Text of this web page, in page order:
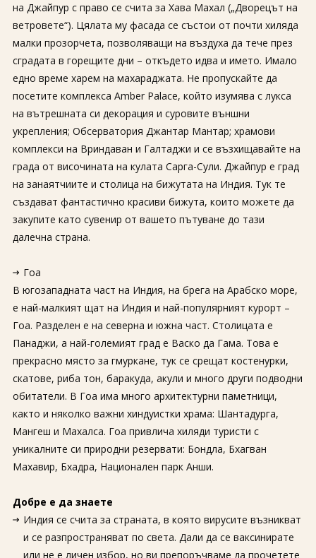
на Джайпур с право се счита за Хава Махал („Дворецът на
ветровете“). Цялата му фасада се състои от почти хиляда
малки прозорчета, позволяващи на въздуха да тече през
сградата в горещите дни – откъдето идва и името. Имало
едно време харем на махараджата. Не пропускайте да
посетите комплекса Amber Palace, който изумява с лукса
на вътрешната си декорация и суровите външни
укрепления; Обсерватория Джантар Мантар; храмови
комплекси на Вриндаван и Галтаджи и се възхищавайте на
града от височината на кулата Сарга-Сули. Джайпур е град
на занаятчиите и столица на бижутата на Индия. Тук те
създават фантастично красиви бижута, които можете да
закупите като сувенир от вашето пътуване до тази
далечна страна.
Гоа
В югозападната част на Индия, на брега на Арабско море,
е най-малкият щат на Индия и най-популярният курорт –
Гоа. Разделен е на северна и южна част. Столицата е
Панаджи, а най-големият град е Васко да Гама. Това е
прекрасно място за гмуркане, тук се срещат костенурки,
скатове, риба тон, баракуда, акули и много други подводни
обитатели. В Гоа има много архитектурни паметници,
както и няколко важни хиндуистки храма: Шантадурга,
Мангеш и Махалса. Гоа привлича хиляди туристи с
уникалните си природни резервати: Бондла, Бхагван
Махавир, Бхадра, Национален парк Анши.
Добре е да знаете
Индия се счита за страната, в която вирусите възникват
и се разпространяват по света. Дали да се ваксинирате
или не е личен избор, но ви препоръчваме да прочетете